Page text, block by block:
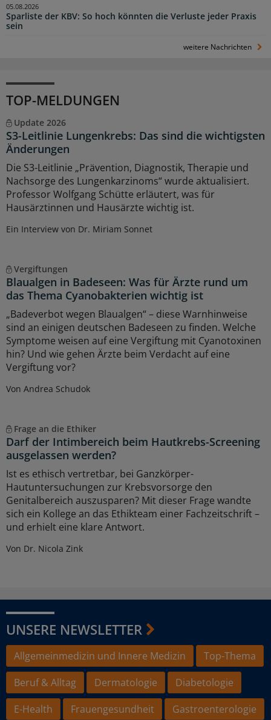
Sparliste der KBV: So hoch könnten die Verluste jeder Praxis
sein
05.08.2026
weitere Nachrichten
TOP-MELDUNGEN
Update 2026
S3-Leitlinie Lungenkrebs: Das sind die wichtigsten
Änderungen
Die S3-Leitlinie „Prävention, Diagnostik, Therapie und
Nachsorge des Lungenkarzinoms“ wurde aktualisiert.
Professor Wolfgang Schütte erläutert, was für
Hausärztinnen und Hausärzte wichtig ist.
Ein Interview von Dr. Miriam Sonnet
Vergiftungen
Blaualgen in Badeseen: Was für Ärzte rund um
das Thema Cyanobakterien wichtig ist
„Badeverbot wegen Blaualgen“ – diese Warnhinweise
sind an einigen deutschen Badeseen zu finden. Welche
Symptome weisen auf eine Vergiftung mit Cyanotoxinen
hin? Und wie gehen Ärzte beim Verdacht auf eine
Vergiftung vor?
Von Andrea Schudok
Frage an die Ethiker
Darf der Intimbereich beim Hautkrebs-Screening
ausgelassen werden?
Ist es ethisch vertretbar, bei Ganzkörper-
Hautuntersuchungen zur Krebsvorsorge den
Genitalbereich auszusparen? Mit dieser Frage wandte
sich ein Kollege an das Ethikteam einer Fachzeitschrift –
und erhielt eine klare Antwort.
Von Dr. Nicola Zink
UNSERE NEWSLETTER
Allgemeinmedizin und Innere Medizin
Top-Thema
Beruf & Alltag
Dermatologie
Diabetologie
E-Health
Frauengesundheit
Gastroenterologie